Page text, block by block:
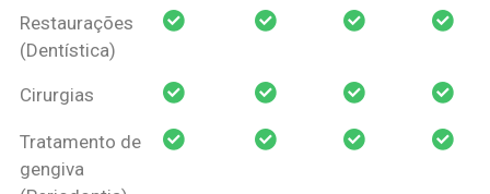
Restaurações
(Dentística)
Cirurgias
Tratamento de
gengiva